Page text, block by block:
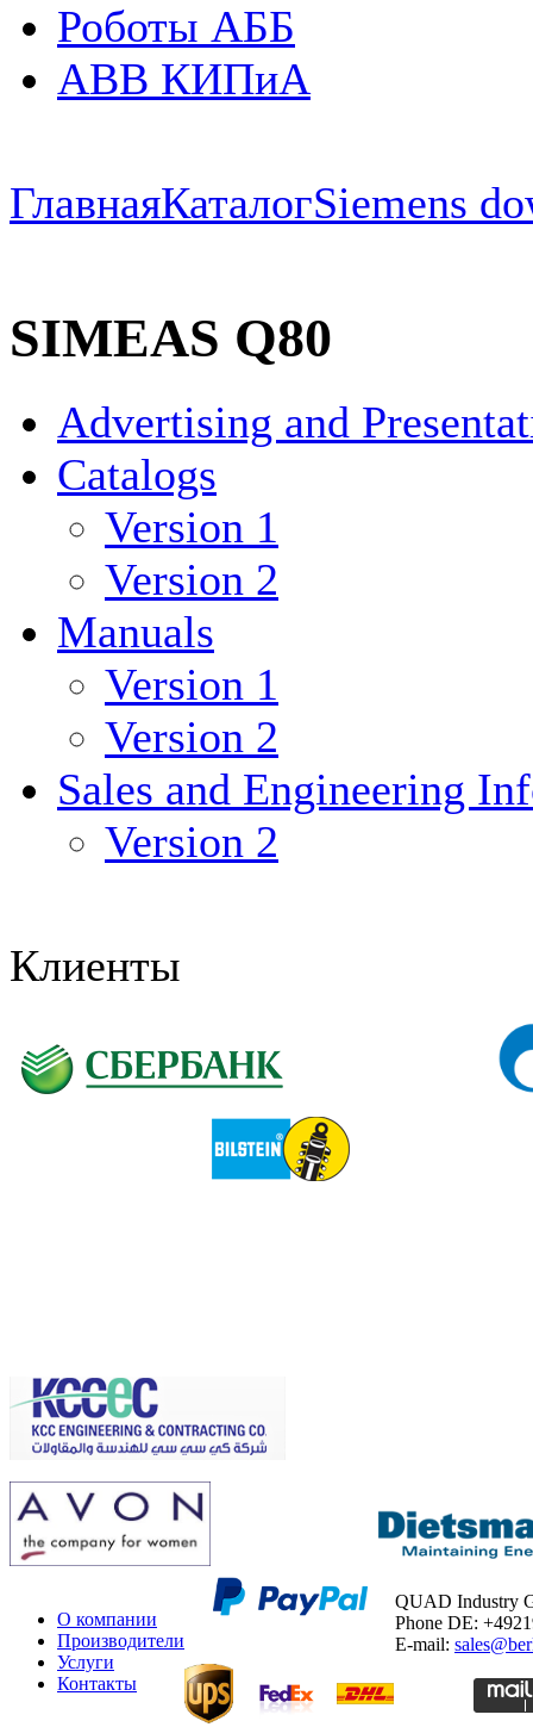
Роботы АББ
ABB КИПиА
ГлавнаяКаталогSiemens
SIMEAS Q80
Advertising and
Catalogs
Version 1
Version 2
Manuals
Version 1
Version 2
Sales and Engineering
Version 2
Клиенты
О компании
Производители
Услуги
Контакты
QUAD Industry
Phone DE:
E-mail: